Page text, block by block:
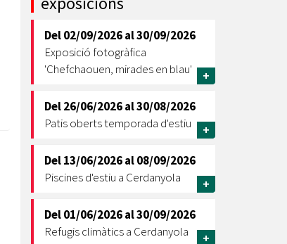
Ètica i Integritat
Retiment de Comptes
Dades Obertes
Catàleg de Serveis i Tràmits
Equipaments
Mercats Municipals
Webs Municipals
Del02/09/2026al30/09/2026
Exposició fotogràfica
'Chefchaouen, mirades en blau'
+
Del26/06/2026al30/08/2026
Patis oberts temporada d'estiu
+
Del13/06/2026al08/09/2026
Piscines d'estiu a Cerdanyola
+
Del01/06/2026al30/09/2026
Refugis climàtics a Cerdanyola
+